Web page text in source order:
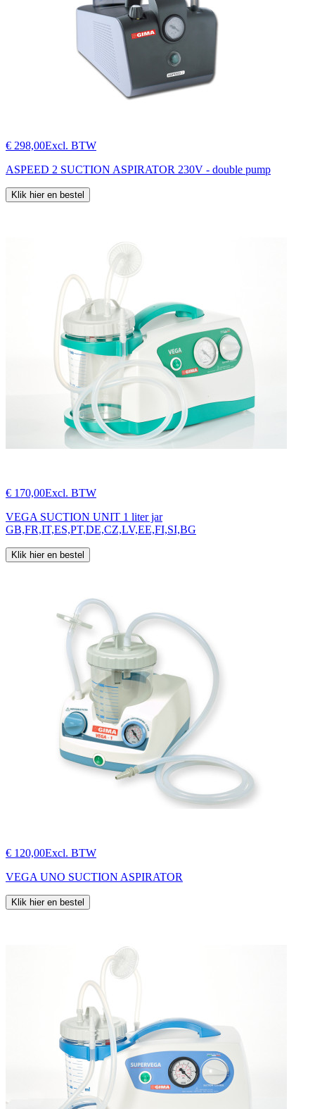
€ 298,00Excl. BTW
ASPEED 2 SUCTION ASPIRATOR 230V - double pump
Klik hier en bestel
€ 170,00Excl. BTW
VEGA SUCTION UNIT 1 liter jar
GB,FR,IT,ES,PT,DE,CZ,LV,EE,FI,SI,BG
Klik hier en bestel
€ 120,00Excl. BTW
VEGA UNO SUCTION ASPIRATOR
Klik hier en bestel